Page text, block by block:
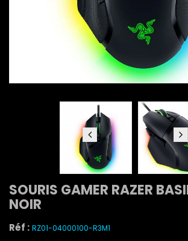
SOURIS GAMER RAZER
NOIR
Réf : RZ01-04000100-R3M1